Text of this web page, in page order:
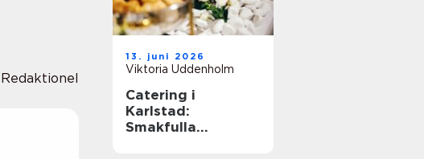
Redaktionel
13. juni 2026
Viktoria Uddenholm
Catering i
Karlstad:
Smakfulla